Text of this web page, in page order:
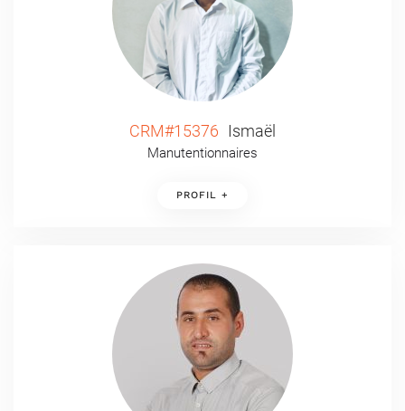
CRM#15376 Ismaël
Manutentionnaires
PROFIL +